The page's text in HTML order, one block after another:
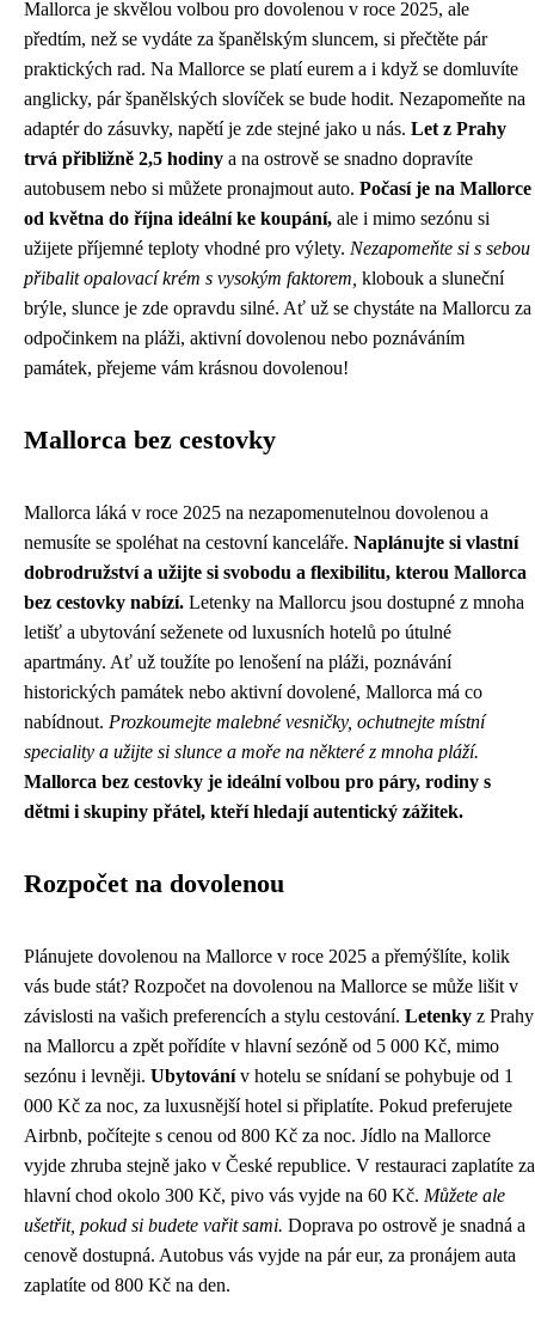
Mallorca je skvělou volbou pro dovolenou v roce 2025, ale
předtím, než se vydáte za španělským sluncem, si přečtěte pár
praktických rad. Na Mallorce se platí eurem a i když se domluvíte
anglicky, pár španělských slovíček se bude hodit. Nezapomeňte na
adaptér do zásuvky, napětí je zde stejné jako u nás. Let z Prahy
trvá přibližně 2,5 hodiny a na ostrově se snadno dopravíte
autobusem nebo si můžete pronajmout auto. Počasí je na Mallorce
od května do října ideální ke koupání, ale i mimo sezónu si
užijete příjemné teploty vhodné pro výlety. Nezapomeňte si s sebou
přibalit opalovací krém s vysokým faktorem, klobouk a sluneční
brýle, slunce je zde opravdu silné. Ať už se chystáte na Mallorcu za
odpočinkem na pláži, aktivní dovolenou nebo poznáváním
památek, přejeme vám krásnou dovolenou!
Mallorca bez cestovky
Mallorca láká v roce 2025 na nezapomenutelnou dovolenou a
nemusíte se spoléhat na cestovní kanceláře. Naplánujte si vlastní
dobrodružství a užijte si svobodu a flexibilitu, kterou Mallorca
bez cestovky nabízí. Letenky na Mallorcu jsou dostupné z mnoha
letišť a ubytování seženete od luxusních hotelů po útulné
apartmány. Ať už toužíte po lenošení na pláži, poznávání
historických památek nebo aktivní dovolené, Mallorca má co
nabídnout. Prozkoumejte malebné vesničky, ochutnejte místní
speciality a užijte si slunce a moře na některé z mnoha pláží.
Mallorca bez cestovky je ideální volbou pro páry, rodiny s
dětmi i skupiny přátel, kteří hledají autentický zážitek.
Rozpočet na dovolenou
Plánujete dovolenou na Mallorce v roce 2025 a přemýšlíte, kolik
vás bude stát? Rozpočet na dovolenou na Mallorce se může lišit v
závislosti na vašich preferencích a stylu cestování. Letenky z Prahy
na Mallorcu a zpět pořídíte v hlavní sezóně od 5 000 Kč, mimo
sezónu i levněji. Ubytovánív hotelu se snídaní se pohybuje od 1
000 Kč za noc, za luxusnější hotel si připlatíte. Pokud preferujete
Airbnb, počítejte s cenou od 800 Kč za noc. Jídlo na Mallorce
vyjde zhruba stejně jako v České republice. V restauraci zaplatíte za
hlavní chod okolo 300 Kč, pivo vás vyjde na 60 Kč. Můžete ale
ušetřit, pokud si budete vařit sami. Doprava po ostrově je snadná a
cenově dostupná. Autobus vás vyjde na pár eur, za pronájem auta
zaplatíte od 800 Kč na den.